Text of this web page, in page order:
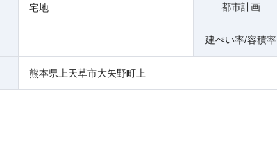
宅地 都市計画
建ぺい率/容積率
熊本県上天草市大矢野町上